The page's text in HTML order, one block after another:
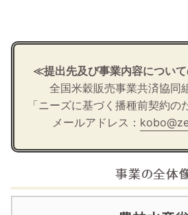
≪提出先及び事業内容につい
全国米穀販売事業共済協同
「ニーズに基づく播種前契約の
メールアドレス：
事業の全体